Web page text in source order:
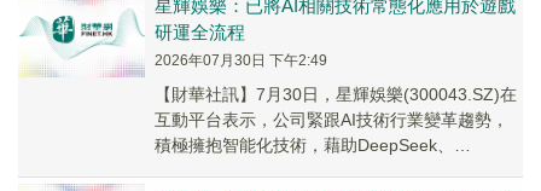
星輝娛樂：已將AI相關技術常態化應用於遊戲
研運全流程
2026年07月30日 下午2:49
【財華社訊】7月30日，星輝娛樂(300043.SZ)在
互動平台表示，公司緊跟AI技術行業變革趨勢，
積極擁抱智能化技術，藉助DeepSeek、